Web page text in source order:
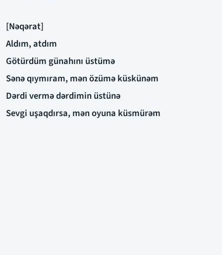
[Nəqərat]
Aldım, atdım
Götürdüm günahını üstümə
Sənə qıymıram, mən özümə küskünəm
Dərdi vermə dərdimin üstünə
Sevgi uşaqdırsa, mən oyuna küsmürəm